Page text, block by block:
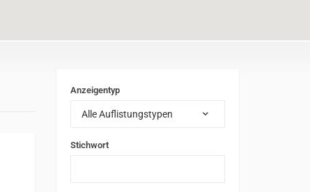
Anzeigentyp
Alle Auflistungstypen
Stichwort